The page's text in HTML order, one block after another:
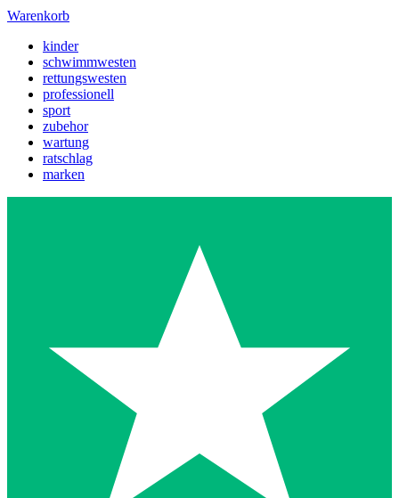
Warenkorb
kinder
schwimmwesten
rettungswesten
professionell
sport
zubehor
wartung
ratschlag
marken